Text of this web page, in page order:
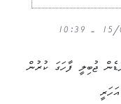
އަހަރު ފުރޭ ގޯލްޑެން ޖުބިލީ ފާހަގަ ކުރުން